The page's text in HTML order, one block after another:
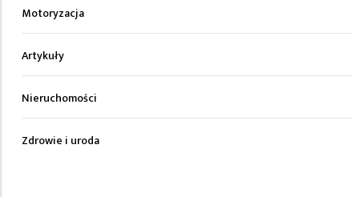
Motoryzacja
Artykuły
Nieruchomości
Zdrowie i uroda